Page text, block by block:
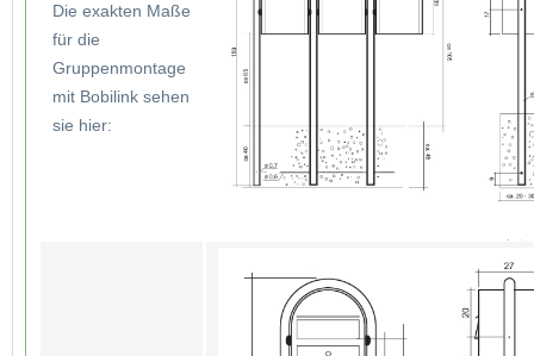
Die exakten Maße
für die
Gruppenmontage
mit Bobilink sehen
sie hier: